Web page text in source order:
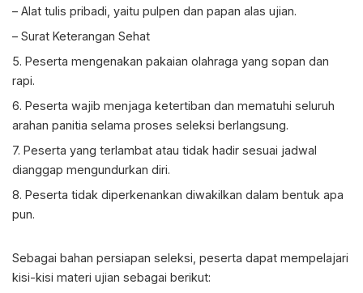
– Alat tulis pribadi, yaitu pulpen dan papan alas ujian.
– Surat Keterangan Sehat
5. Peserta mengenakan pakaian olahraga yang sopan dan
rapi.
6. Peserta wajib menjaga ketertiban dan mematuhi seluruh
arahan panitia selama proses seleksi berlangsung.
7. Peserta yang terlambat atau tidak hadir sesuai jadwal
dianggap mengundurkan diri.
8. Peserta tidak diperkenankan diwakilkan dalam bentuk apa
pun.
Sebagai bahan persiapan seleksi, peserta dapat mempelajari
kisi-kisi materi ujian sebagai berikut: